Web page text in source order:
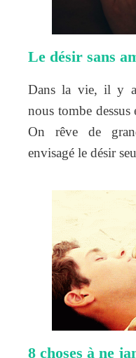
Le désir sans
Dans la vie, il y a
nous tombe dessus
On rêve de
envisagé le désir
8 choses à ne